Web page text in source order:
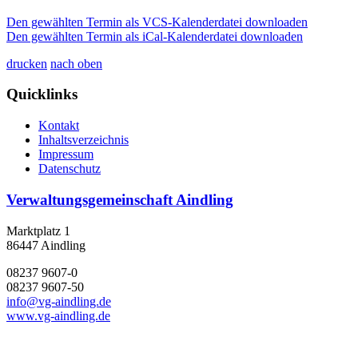
Den gewählten Termin als VCS-Kalenderdatei downloaden
Den gewählten Termin als iCal-Kalenderdatei downloaden
drucken nach oben
Quicklinks
Kontakt
Inhaltsverzeichnis
Impressum
Datenschutz
Verwaltungsgemeinschaft Aindling
Marktplatz 1
86447 Aindling
08237 9607-0
08237 9607-50
info@vg-aindling.de
www.vg-aindling.de